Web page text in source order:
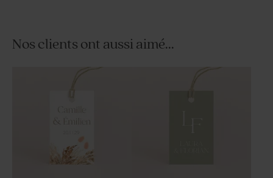
Nos clients ont aussi aimé...